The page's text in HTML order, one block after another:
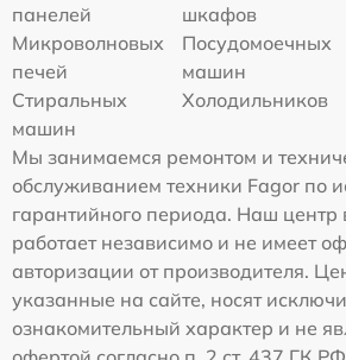
панелей
шкафов
Микроволновых
печей
Посудомоечных
машин
Стиральных
машин
Холодильников
Мы занимаемся ремонтом и
обслуживанием техники Fagor по
гарантийного периода. Наш центр
работает независимо и не имеет
авторизации от производителя.
указанные на сайте, носят
ознакомительный характер и не